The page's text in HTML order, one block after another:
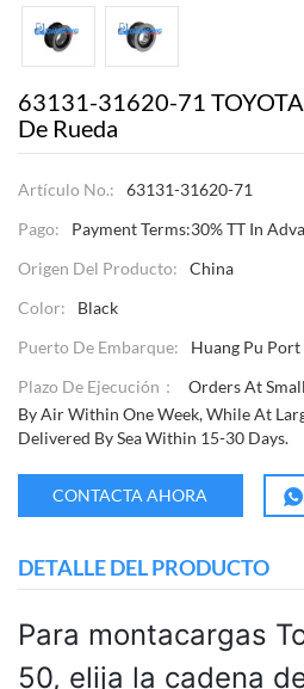
63131-31620-71
De Rueda
Artículo No.:
63131-31620-71
Pago:
Payment Terms:30% TT In
Origen Del Producto:
China
Color:
Black
Puerto De Embarque:
Huang Pu
Plazo De Ejecución：
Orders At
By Air Within One Week, While At
Delivered By Sea Within 15-30 Days.
CONTACTA AHORA
DETALLE DEL PRODUCTO
Para montacargas
50, elija la cadena